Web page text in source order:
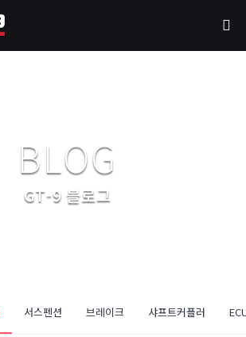
BLOG
GT-9 블로그
서스펜션 브레이크 샤프트커플러